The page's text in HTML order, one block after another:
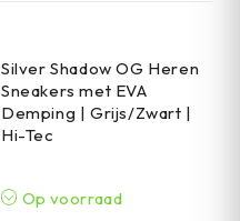
Silver Shadow OG Heren
Sneakers met EVA
Demping | Grijs/Zwart |
Hi-Tec
Op voorraad